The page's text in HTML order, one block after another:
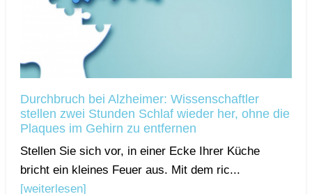
Durchbruch bei Alzheimer: Wissenschaftler
stellen zwei Stunden Schlaf wieder her, ohne die
Plaques im Gehirn zu entfernen
Stellen Sie sich vor, in einer Ecke Ihrer Küche
bricht ein kleines Feuer aus. Mit dem ric...
[weiterlesen]